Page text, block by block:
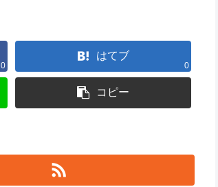
0
はてブ
0
コピー